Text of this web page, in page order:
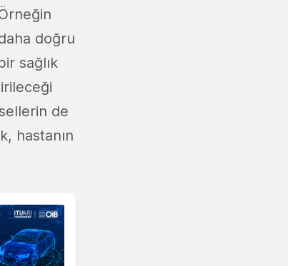
doğru
sağlık
de
hastanın